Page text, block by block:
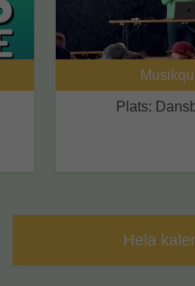
Plats:
Hela